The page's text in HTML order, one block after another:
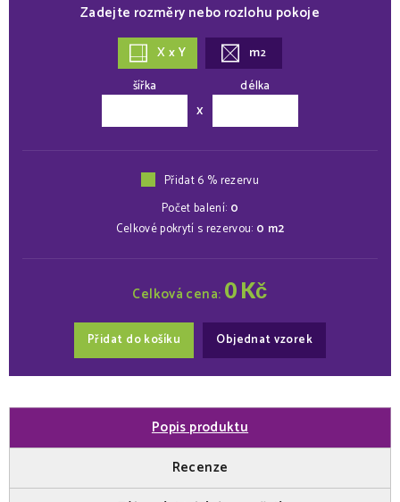
Zadejte rozměry nebo rozlohu pokoje
X x Y m2
šířka
x
délka
Přidat 6 % rezervu
Počet balení: 0
Celkové pokrytí s rezervou: 0 m2
Celková cena: 0Kč
Přidat do košíku Objednat vzorek
Popis produktu
Recenze